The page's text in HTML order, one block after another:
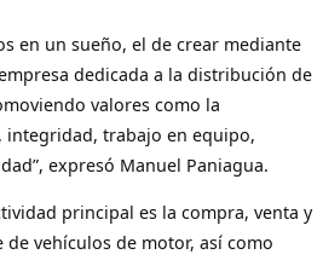
en un sueño, el de crear mediante
dedicada a la distribución de
valores como la
trabajo en equipo,
expresó Manuel Paniagua.
principal es la compra, venta y
vehículos de motor, así como